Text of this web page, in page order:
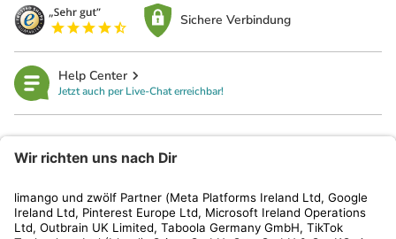
Sichere Verbindung
Help Center
Jetzt auch per Live-Chat erreichbar!
Kundenservice